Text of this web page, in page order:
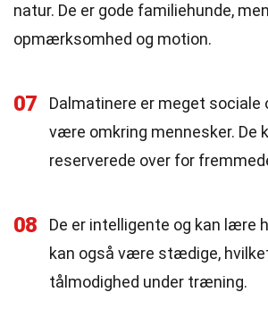
natur. De er gode familiehunde,
opmærksomhed og motion.
07
Dalmatinere er meget sociale
være omkring mennesker. De
reserverede over for
08
De er intelligente og kan lære
kan også være stædige,
tålmodighed under træning.